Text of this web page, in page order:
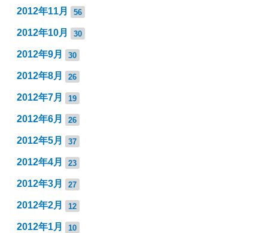
2012年11月 56
2012年10月 30
2012年9月 30
2012年8月 26
2012年7月 19
2012年6月 26
2012年5月 37
2012年4月 23
2012年3月 27
2012年2月 12
2012年1月 10